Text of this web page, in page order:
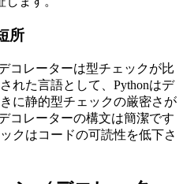
所
コレーターは型チェックが比
れた言語として、Pythonはデ
に静的型チェックの厳密さが
コレーターの構文は簡潔です
クはコードの可読性を低下さ